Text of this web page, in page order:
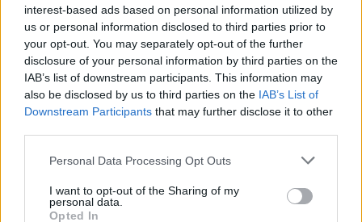
interest-based ads based on personal information utilized by
us or personal information disclosed to third parties prior to
your opt-out. You may separately opt-out of the further
disclosure of your personal information by third parties on the
IAB’s list of downstream participants. This information may
also be disclosed by us to third parties on the IAB’s List of
Downstream Participants that may further disclose it to other
Personal Data Processing Opt Outs
I want to opt-out of the Sharing of my
personal data.
Opted In